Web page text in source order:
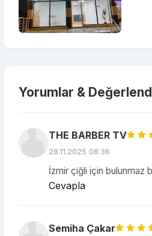
Yorumlar &
THE BARBER TV
28.11.2025 08:36
İzmir çiğli için bulunmaz
Cevapla
Semiha Çakar